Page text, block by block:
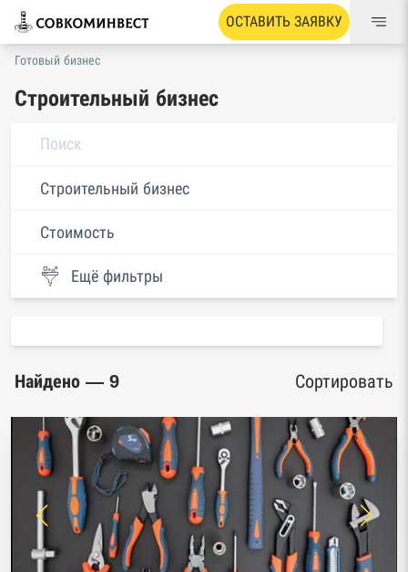
ОСТАВИТЬ ЗАЯВКУ
Готовый бизнес
Строительный бизнес
Строительный бизнес
Стоимость
Ещё фильтры
Найдено — 9 Сортировать